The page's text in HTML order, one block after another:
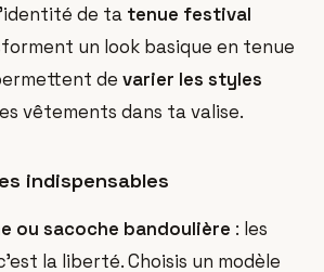
de ta tenue festival
un look basique en tenue
de varier les styles
vêtements dans ta valise.
indispensables
ou sacoche bandoulière : les
la liberté. Choisis un modèle